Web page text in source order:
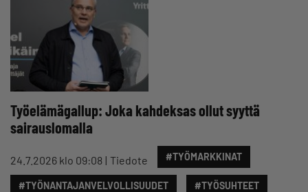
Työelämägallup: Joka kahdeksas ollut syyttä
sairauslomalla
24.7.2026 klo 09:08 Tiedote #TYÖMARKKINAT
#TYÖNANTAJANVELVOLLISUUDET #TYÖSUHTEET